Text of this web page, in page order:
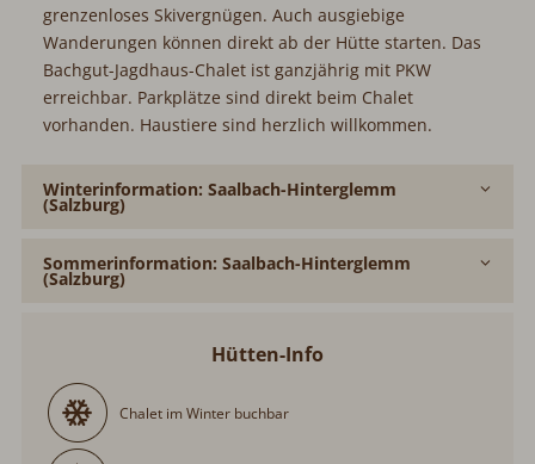
grenzenloses Skivergnügen. Auch ausgiebige
Wanderungen können direkt ab der Hütte starten. Das
Bachgut-Jagdhaus-Chalet ist ganzjährig mit PKW
erreichbar. Parkplätze sind direkt beim Chalet
vorhanden. Haustiere sind herzlich willkommen.
Winterinformation: Saalbach-Hinterglemm
(Salzburg)
Sommerinformation: Saalbach-Hinterglemm
(Salzburg)
Hütten-Info
Chalet im Winter buchbar